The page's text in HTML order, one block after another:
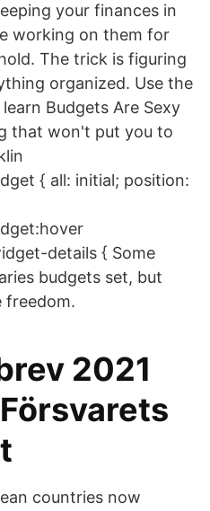
your finances in
working on them for
The trick is figuring
organized. Use the
Budgets Are Sexy
that won't put you to
{ all: initial; position:
details { Some
budgets set, but
freedom.
2021
countries now